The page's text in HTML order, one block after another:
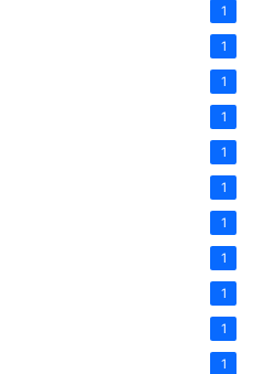
1
1
1
1
1
1
1
1
1
1
1